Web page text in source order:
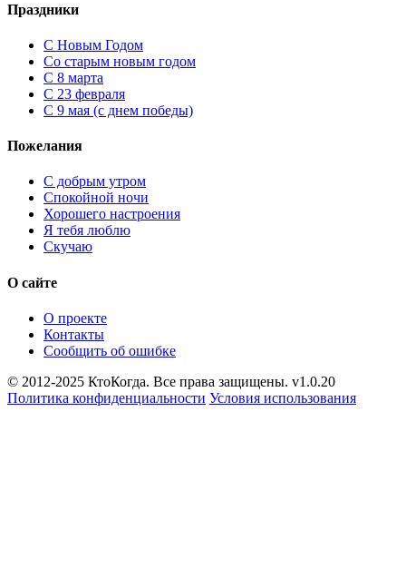
Праздники
C Новым Годом
Cо старым новым годом
С 8 марта
С 23 февраля
С 9 мая (с днем победы)
Пожелания
С добрым утром
Спокойной ночи
Хорошего настроения
Я тебя люблю
Скучаю
О сайте
О проекте
Контакты
Сообщить об ошибке
© 2012-2025 КтоКогда. Все права защищены. v1.0.20
Политика конфиденциальности Условия использования